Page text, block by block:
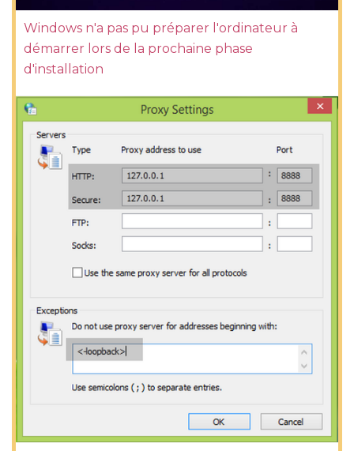
Windows n'a pas pu préparer l'ordinateur à
démarrer lors de la prochaine phase
d'installation